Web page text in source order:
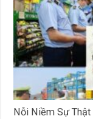
Nỗi Niềm Sự Thật